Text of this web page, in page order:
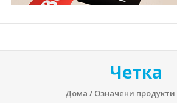
Четка
Дома / Означени продукти